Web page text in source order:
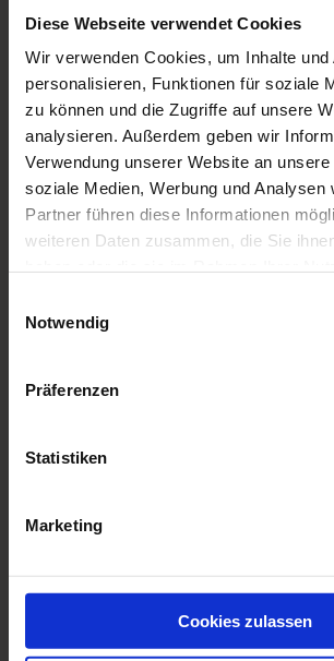
Diese Webseite verwendet Cookies
Wir verwenden Cookies, um Inhalte und
personalisieren, Funktionen für soziale
zu können und die Zugriffe auf unsere
analysieren. Außerdem geben wir
Verwendung unserer Website an
soziale Medien, Werbung und Analysen
Partner führen diese Informationen
weiteren Daten zusammen, die Sie
Notwendig
Präferenzen
Statistiken
Marketing
Cookies zulassen
Zeiten von zunehmender
Holz in Arbeits- und
an Bedeutung.Holz verbessert
Raumklima, unterstützt die
liefert einehervorragende Öko-
bringen auch wir mehr Holz in Ihr
übernehmen hierfür die
Planung und Umsetzung.